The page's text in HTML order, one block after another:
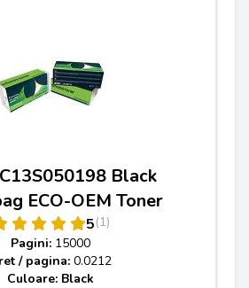
Black
ECO-OEM Toner
5(1)
Pagini: 15000
/ pagina: 0.0212
Culoare: Black